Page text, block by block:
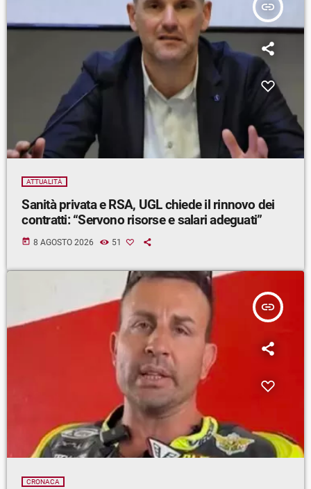
insert_link
ATTUALITÀ
Sanità privata e RSA, UGL chiede il rinnovo dei
contratti: “Servono risorse e salari adeguati”
today 8 AGOSTO 2026 51
insert_link
CRONACA